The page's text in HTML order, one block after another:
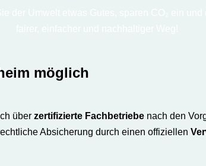
möglich
über zertifizierte Fachbetriebe nach den
Absicherung durch einen offiziellen